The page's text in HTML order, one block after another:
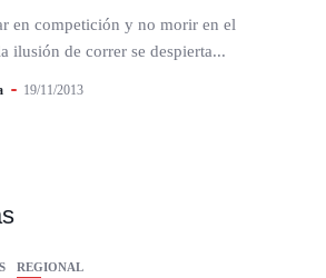
en competición y no morir en el
ilusión de correr se despierta...
19/11/2013
REGIONAL